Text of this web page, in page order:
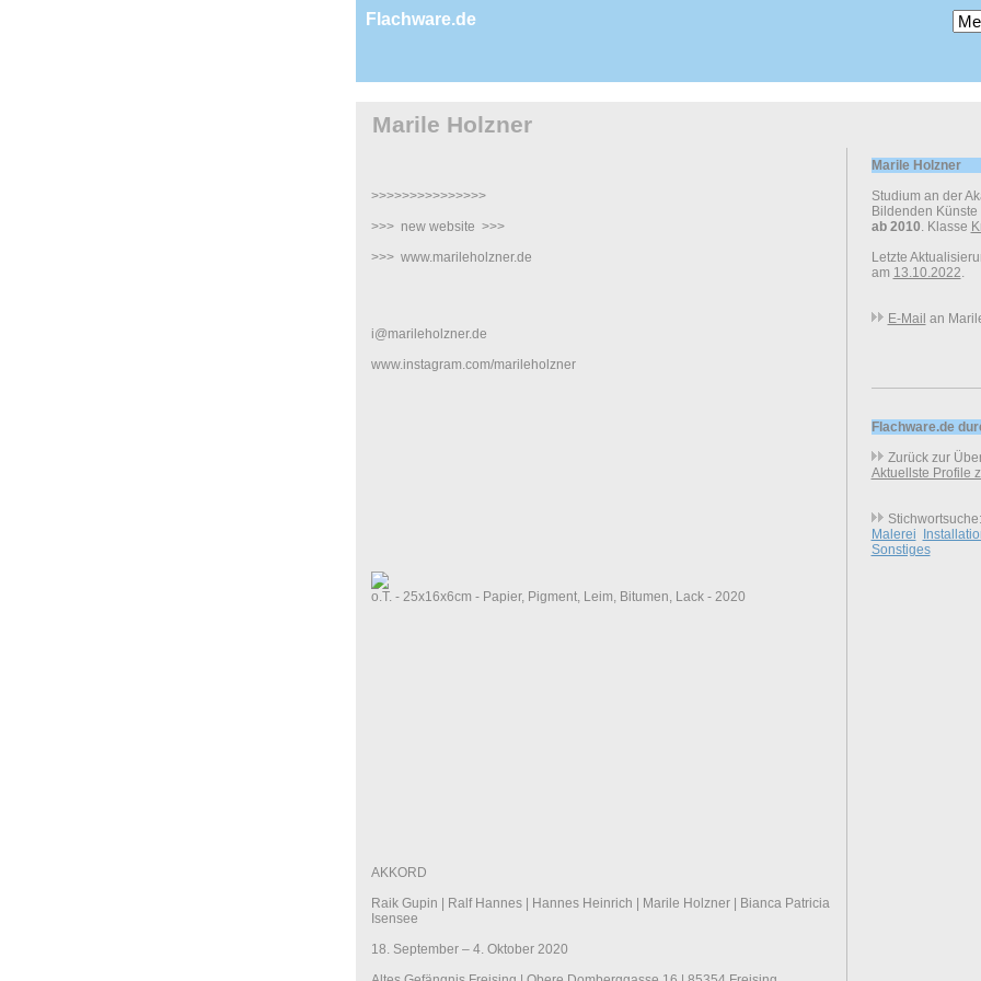
Flachware.de
Marile Holzner
>>>>>>>>>>>>>>>
>>> new website >>>
>>> www.marileholzner.de
i@marileholzner.de
www.instagram.com/marileholzner
o.T. - 25x16x6cm - Papier, Pigment, Leim, Bitumen, Lack - 2020
AKKORD
Raik Gupin | Ralf Hannes | Hannes Heinrich | Marile Holzner | Bianca Patricia
Isensee
18. September – 4. Oktober 2020
Marile Holzner
Studium an der
Bildenden
ab 2010. Klasse
Letzte
am 13.10.2022.
E-Mail an
Flachware.de
Zurück zur
Aktuellste Profile
Stichwortsuche:
Malerei
Sonstiges